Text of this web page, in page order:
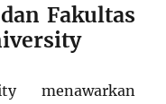
Fakultas
menawarkan